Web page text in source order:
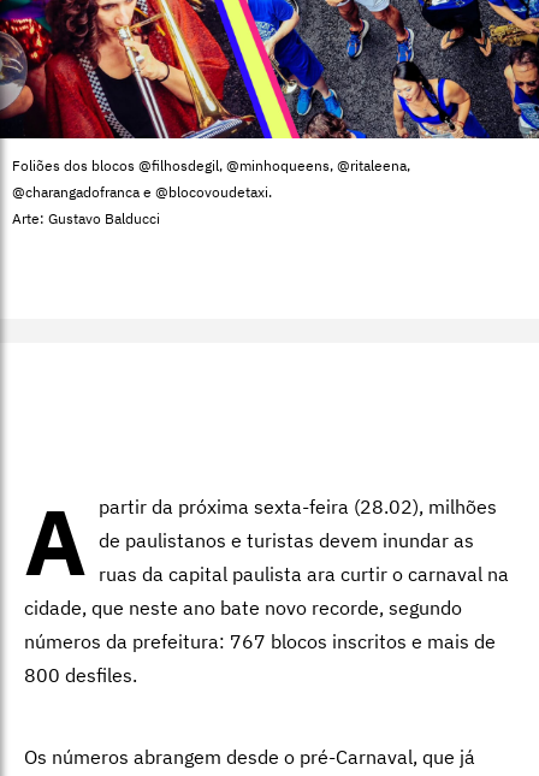
Foliões dos blocos @filhosdegil, @minhoqueens, @ritaleena,
@charangadofranca e @blocovoudetaxi.
Arte: Gustavo Balducci
A partir da próxima sexta-feira (28.02), milhões
de paulistanos e turistas devem inundar as
ruas da capital paulista ara curtir o carnaval na
cidade, que neste ano bate novo recorde, segundo
números da prefeitura: 767 blocos inscritos e mais de
800 desfiles.
Os números abrangem desde o pré-Carnaval, que já